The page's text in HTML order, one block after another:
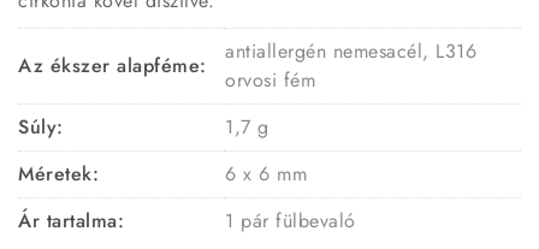
Az ékszer alapféme:
antiallergén nemesacél, L316
orvosi fém
Súly:
1,7 g
Méretek:
6 x 6 mm
Ár tartalma:
1 pár fülbevaló